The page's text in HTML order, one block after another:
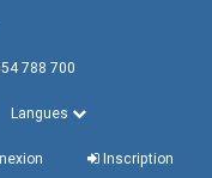
788 700
Langues
Inscription